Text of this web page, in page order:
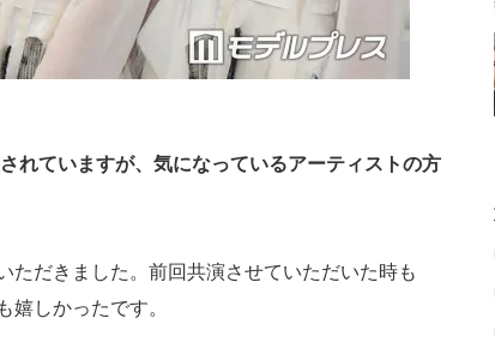
れていますが、気になっているアーティストの方
だきました。前回共演させていただいた時も
しかったです。